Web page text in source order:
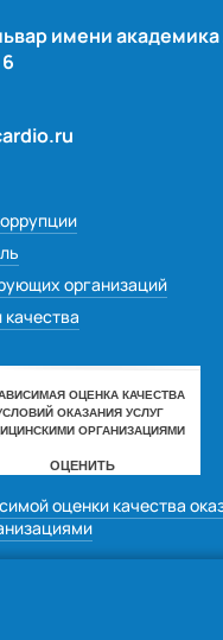
имени
организаций
качества
оценки качества